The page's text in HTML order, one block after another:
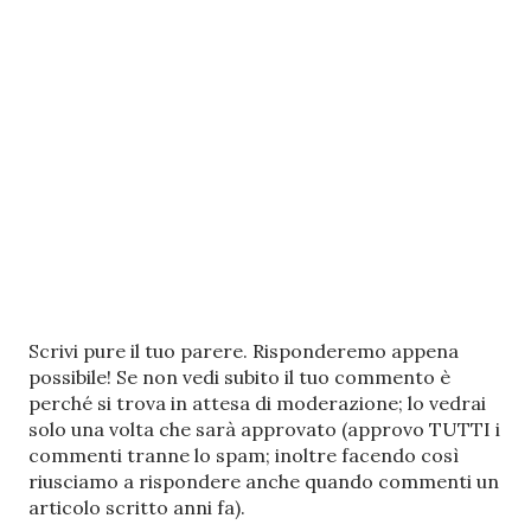
P
o
s
t
a
u
n
Scrivi pure il tuo parere. Risponderemo appena
possibile! Se non vedi subito il tuo commento è
perché si trova in attesa di moderazione; lo vedrai
solo una volta che sarà approvato (approvo TUTTI i
commenti tranne lo spam; inoltre facendo così
riusciamo a rispondere anche quando commenti un
articolo scritto anni fa).